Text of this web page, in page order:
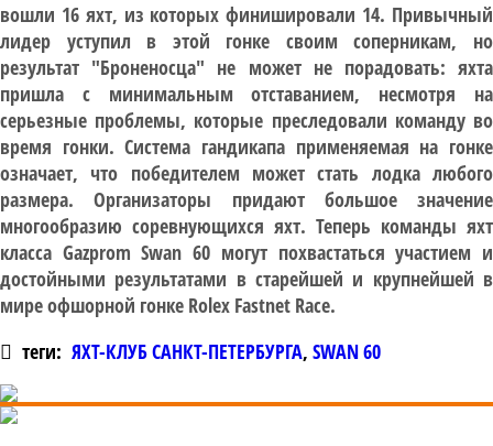
вошли 16 яхт, из которых финишировали 14. Привычный
лидер уступил в этой гонке своим соперникам, но
результат "Броненосца" не может не порадовать: яхта
пришла с минимальным отставанием, несмотря на
серьезные проблемы, которые преследовали команду во
время гонки. Система гандикапа применяемая на гонке
означает, что победителем может стать лодка любого
размера. Организаторы придают большое значение
многообразию соревнующихся яхт. Теперь команды яхт
класса Gazprom Swan 60 могут похвастаться участием и
достойными результатами в старейшей и крупнейшей в
мире офшорной гонке Rolex Fastnet Race.
теги: ЯХТ-КЛУБ САНКТ-ПЕТЕРБУРГА, SWAN 60